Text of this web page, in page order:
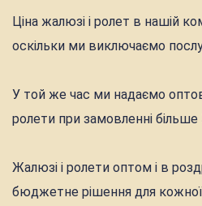
Ціна жалюзі і ролет в нашій
оскільки ми виключаємо
У той же час ми надаємо
ролети при замовленні більше
Жалюзі і ролети оптом і в
бюджетне рішення для кожної